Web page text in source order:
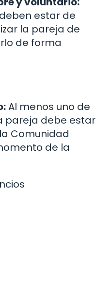
estar de
la pareja de
de forma
Al menos uno de
pareja debe estar
Comunidad
de la